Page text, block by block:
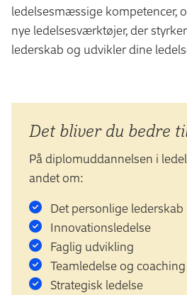
ledelsesmæssige kompetencer,
nye ledelsesværktøjer, der
lederskab og udvikler dine
Det bliver du bedre
På diplomuddannelsen i
andet om:
Det personlige lederskab
Innovationsledelse
Faglig udvikling
Teamledelse og coaching
Strategisk ledelse